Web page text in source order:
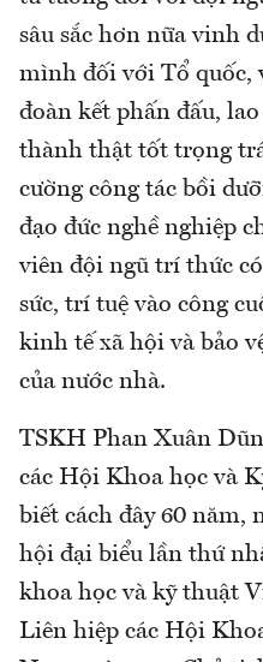
sâu sắc hơn nữa vinh
mình đối với Tổ quốc,
đoàn kết phấn đấu,
thành thật tốt trọng
cường công tác bồi
đạo đức nghề nghiệp
viên đội ngũ trí thức
sức, trí tuệ vào công
kinh tế xã hội và bảo
của nước nhà.
TSKH Phan Xuân
các Hội Khoa học và
biết cách đây 60 năm,
hội đại biểu lần thứ
khoa học và kỹ thuật
Liên hiệp các Hội